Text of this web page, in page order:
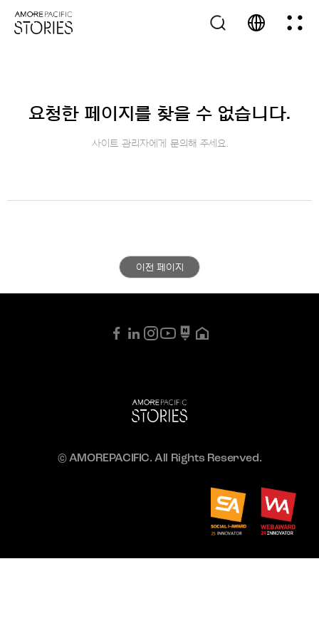
요청한 페이지를 찾을 수 없습니다.
사이트 관리자에게 문의해 주세요.
이전 페이지
© AMOREPACIFIC. All Rights Reserved.